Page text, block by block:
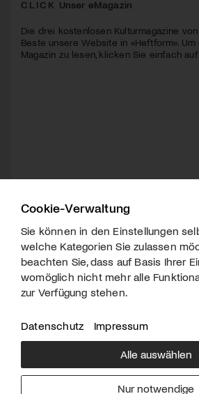
CLICK Unser eMagazin
Die drei kostenlosen Kulturmagazine
Beste unsere Website in «Heftform».
Magazin zu lesen, klicken Sie einfach
Über uns
Downloads
Werben
Cookie-Verwaltung
Sie können in den Einstellungen
welche Kategorien Sie zulassen
beachten Sie, dass auf Basis Ihrer
womöglich nicht mehr alle
zur Verfügung stehen.
Datenschutz Impressum
Alle auswählen
Nur notwendige